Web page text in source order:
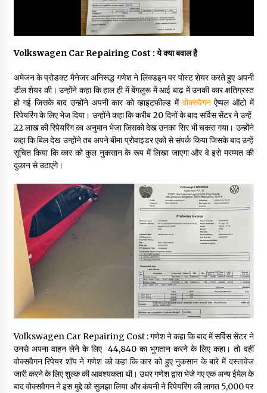
Thought Of The Day 12 May
May 12, 2022
Thought Of The Day 11 May
May 11, 2022
Thought Of The Day 10 May
May 10, 2022
May 9, 2022
Volkswagen Car Repairing Cost : ये क्या बवाल है
अमेजन के प्रोडक्ट मैनेजर अनिरूद्ध गणेश ने लिंक्डइन पर पोस्ट शेयर करते हुए अपनी
डील शेयर की। उन्होंने कहा कि हाल ही में बेंगलुरू में आई बाढ़ में उनकी कार क्षतिग्रस्त
हो गई जिसके बाद उन्होंने अपनी कार को व्हाइटफील्ड में वोक्सवैगनऐप्पल ऑटो में
रिपेयरिंग के लिए भेज दिया। उन्होंने कहा कि करीब 20 दिनों के बाद सर्विस सेंटर ने उन्हें ₹
22 लाख की रिपेयरिंग का अनुमान भेजा जिसको देख उनका सिर भी चकरा गया। उन्होंने
कहा कि बिल देख उन्होंने तब अपने बीमा प्रोवाइडर एको से संपर्क किया जिसके बाद उन्हें
सूचित किया कि कार को कुल नुकसान के रूप में लिखा जाएगा और वे इसे मरम्मत की
दुकान से उठाएंगे।
Volkswagen Car Repairing Cost : गणेश ने कहा कि बाद में सर्विस सेंटर ने
उनसे अपना वाहन लेने के लिए ₹ 44,840 का भुगतान करने के लिए कहा। तो वहीं
वोक्सवैगन रिपेयर शॉप ने गणेश को कहा कि कार को हुए नुकसान के बारे में दस्तावेज
जारी करने के लिए शुल्क की आवश्यकता थी। उधर गणेश द्वारा भेजे गए एक अन्य ईमेल के
बाद वोक्सवैगन ने इस मुद्दे को सुलझा लिया और कंपनी ने रिपेयरिंग की लागत ₹5,000 पर